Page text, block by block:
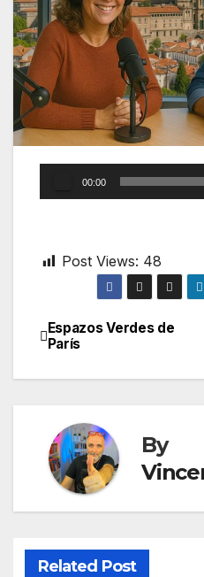
Player
00:00
Post Views: 48
Post
navigation
Espazos Verdes de
París
By
Related Post